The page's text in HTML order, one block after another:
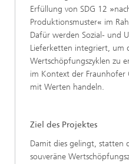
Erfüllung von SDG 12 »
Produktionsmuster« im
Dafür werden Sozial- und
Lieferketten integriert, um
Wertschöpfungszyklen zu
im Kontext der Fraunhofer
mit Werten handeln.
Ziel des Projektes
Damit dies gelingt, statten
souveräne